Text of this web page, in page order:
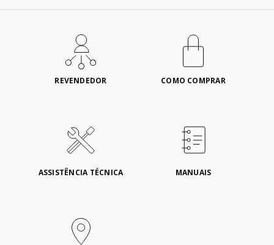
REVENDEDOR COMO COMPRAR
ASSISTÊNCIA TÉCNICA MANUAIS